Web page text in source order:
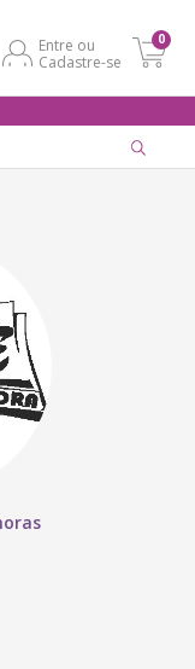
Entre ou
Cadastre-se
0